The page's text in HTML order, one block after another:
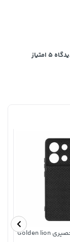
با ثبت دیدگاه 5 امتیاز
قاب طرح چرم حصیری Golden lion